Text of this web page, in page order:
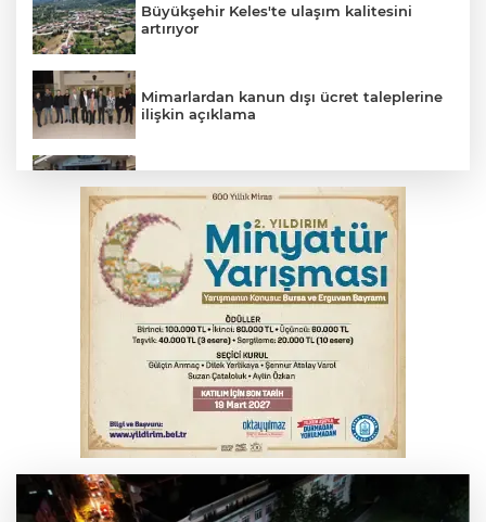
Büyükşehir Keles'te ulaşım kalitesini
artırıyor
Mimarlardan kanun dışı ücret taleplerine
ilişkin açıklama
Başkan Aydın: Tüm imkanları sunuyoruz
Başkan Dalgıç: Denizler halkındır
Bursa’da bugün hava nasıl olacak?
Bursa'da kontrolden çıkan araç orta
refüje çıktı